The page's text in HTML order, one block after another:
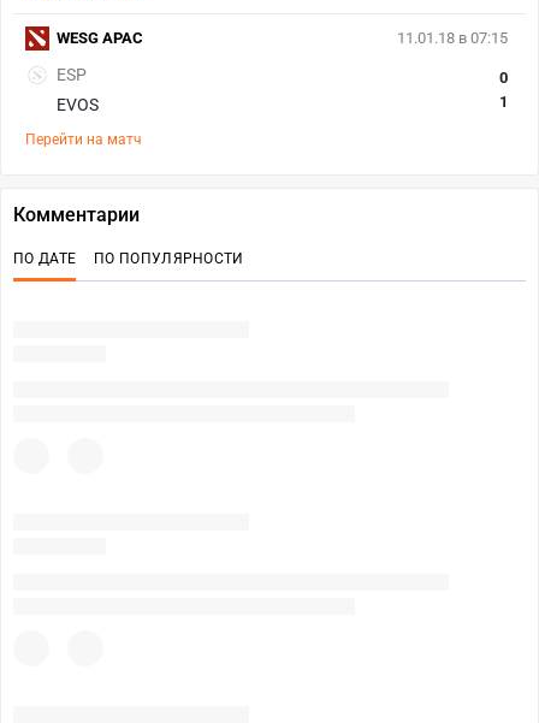
11.01.18 в 07:15
ESP
EVOS
0
1
Перейти на матч
WESG APAC
Комментарии
ПО ДАТЕ ПО ПОПУЛЯРНОСТИ